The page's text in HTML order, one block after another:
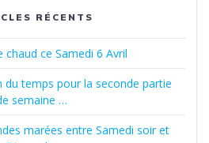
RÉCENTS
chaud ce Samedi 6 Avril
du temps pour la seconde partie
semaine …
marées entre Samedi soir et